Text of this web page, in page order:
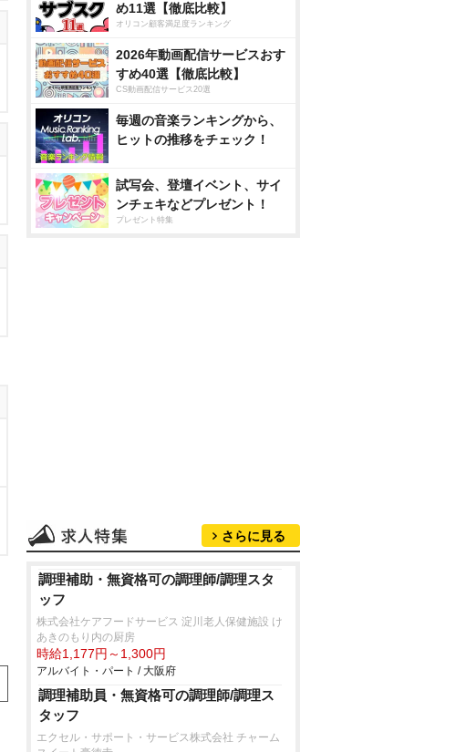
め11選【徹底比較】
オリコン顧客満足度ランキング
2026年動画配信サービスおす
すめ40選【徹底比較】
CS動画配信サービス20選
毎週の音楽ランキングから、
ヒットの推移をチェック！
試写会、登壇イベント、サイ
ンチェキなどプレゼント！
プレゼント特集
さらに見る
調理補助・無資格可の調理師/調理スタ
ッフ
株式会社ケアフードサービス 淀川老人保健施設 け
あきのもり内の厨房
時給1,177円～1,300円
アルバイト・パート / 大阪府
調理補助員・無資格可の調理師/調理ス
タッフ
エクセル・サポート・サービス株式会社 チャーム